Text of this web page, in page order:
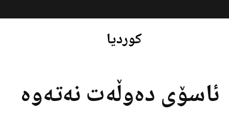
کوردیا
ئاسۆی ده‌وڵه‌ت نه‌ته‌وه‌